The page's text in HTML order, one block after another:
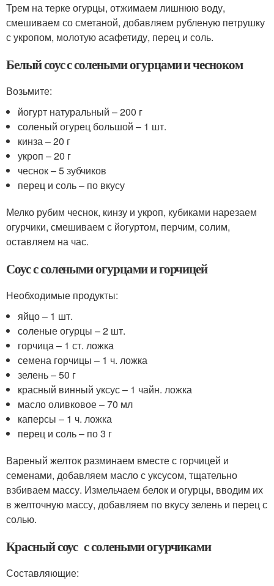
Трем на терке огурцы, отжимаем лишнюю воду,
смешиваем со сметаной, добавляем рубленую петрушку
с укропом, молотую асафетиду, перец и соль.
Белый соус с солеными огурцами и чесноком
Возьмите:
йогурт натуральный – 200 г
соленый огурец большой – 1 шт.
кинза – 20 г
укроп – 20 г
чеснок – 5 зубчиков
перец и соль – по вкусу
Мелко рубим чеснок, кинзу и укроп, кубиками нарезаем
огурчики, смешиваем с йогуртом, перчим, солим,
оставляем на час.
Соус с солеными огурцами и горчицей
Необходимые продукты:
яйцо – 1 шт.
соленые огурцы – 2 шт.
горчица – 1 ст. ложка
семена горчицы – 1 ч. ложка
зелень – 50 г
красный винный уксус – 1 чайн. ложка
масло оливковое – 70 мл
каперсы – 1 ч. ложка
перец и соль – по 3 г
Вареный желток разминаем вместе с горчицей и
семенами, добавляем масло с уксусом, тщательно
взбиваем массу. Измельчаем белок и огурцы, вводим их
в желточную массу, добавляем по вкусу зелень и перец с
солью.
Красный соус с солеными огурчиками
Составляющие: